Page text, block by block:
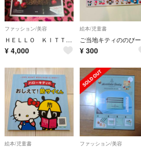
ファッション/美容
ＨＥＬＬＯ ＫＩＴＴＹ ｃｏｌｌａｂｏｒａｔｉｏｎ ａ－ｊｏｌｉｅ ｂｉｇ ｂａ
¥ 4,000
絵本/児童書
¥ 300
絵本/児童書 ファッション/美容